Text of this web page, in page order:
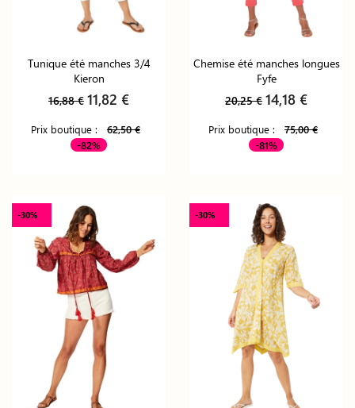
Tunique été manches 3/4
Kieron
16,88 € 11,82 €
Prix boutique :
62,50 €
-82%
Chemise été manches longues
Fyfe
20,25 € 14,18 €
Prix boutique :
75,00 €
-81%
-30% -30%